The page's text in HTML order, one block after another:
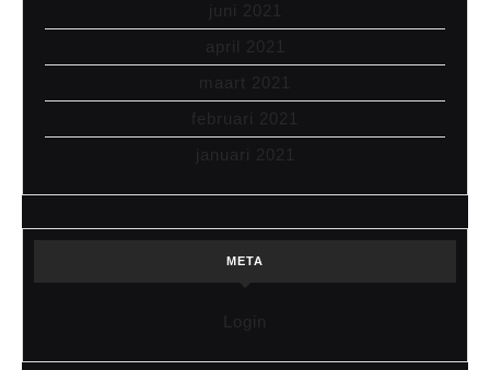
juni 2021
april 2021
maart 2021
februari 2021
januari 2021
META
Login